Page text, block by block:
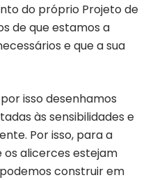
do próprio Projeto de
de que estamos a
e que a sua
isso desenhamos
às sensibilidades e
Por isso, para a
alicerces estejam
construir em